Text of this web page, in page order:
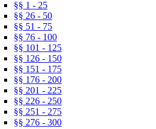
§§ 1 - 25
§§ 26 - 50
§§ 51 - 75
§§ 76 - 100
§§ 101 - 125
§§ 126 - 150
§§ 151 - 175
§§ 176 - 200
§§ 201 - 225
§§ 226 - 250
§§ 251 - 275
§§ 276 - 300